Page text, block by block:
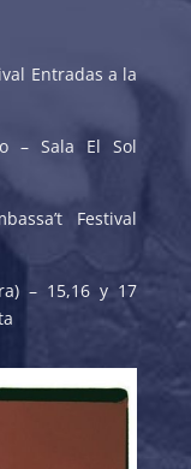
Entradas a la
– Sala El Sol
Festival
– 15,16 y 17